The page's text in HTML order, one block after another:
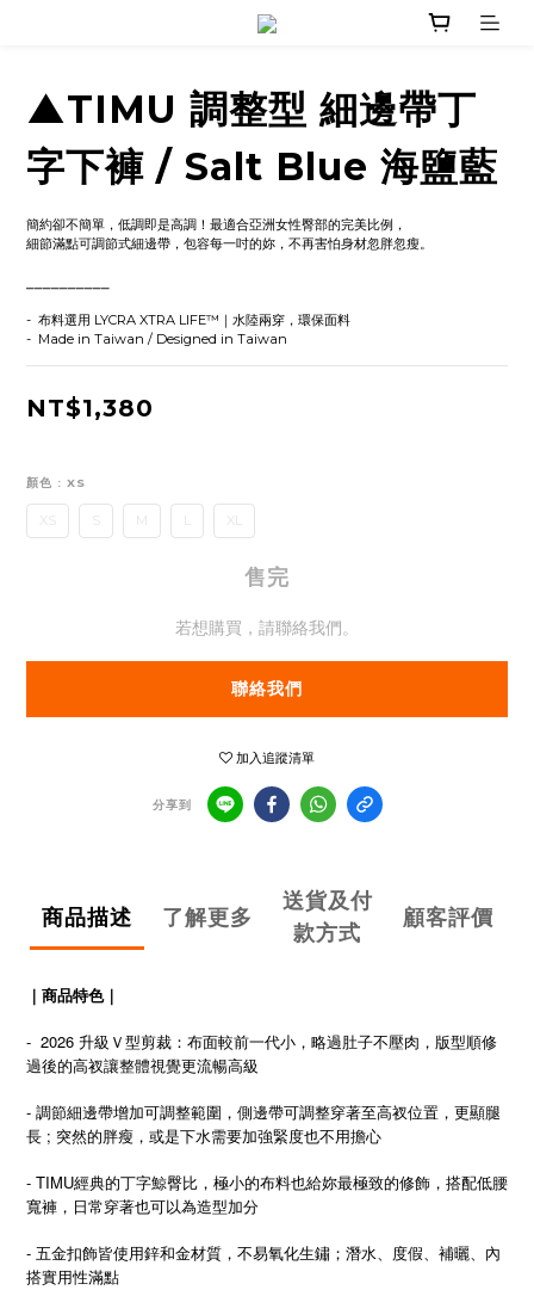
▲TIMU 調整型 細邊帶丁
字下褲 / Salt Blue 海鹽藍
簡約卻不簡單，低調即是高調！最適合亞洲女性臀部的完美比例，
細節滿點可調節式細邊帶，包容每一吋的妳，不再害怕身材忽胖忽瘦。
-  布料選用 LYCRA XTRA LIFE™｜水陸兩穿，環保面料
-  Made in Taiwan / Designed in Taiwan
NT$1,380
顏色 : XS
XS M XL
售完
若想購買，請聯絡我們。
聯絡我們
加入追蹤清單
分享到
商品描述 了解更多
送貨及付
款方式
顧客評價
｜商品特色｜
- 2026 升級Ｖ型剪裁：布面較前一代小，略過肚子不壓肉，版型順修
過後的高衩讓整體視覺更流暢高級
- 調節細邊帶增加可調整範圍，側邊帶可調整穿著至高衩位置，更顯腿
長 ; 突然的胖瘦，或是下水需要加強緊度也不用擔心
- TIMU經典的丁字鯨臀比，極小的布料也給妳最極致的修飾，搭配低腰
寬褲，日常穿著也可以為造型加分
- 五金扣飾皆使用鋅和金材質，不易氧化生鏽；潛水、度假、補曬、內
搭實用性滿點